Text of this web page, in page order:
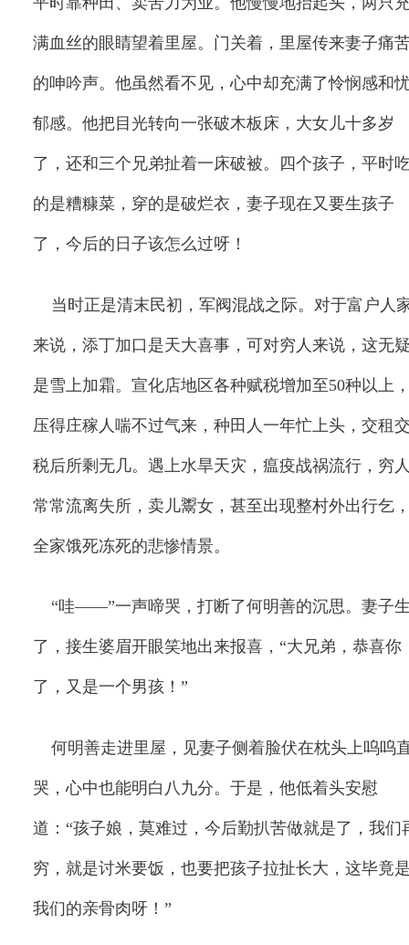
满血丝的眼睛望着里屋。门关着，里屋传来妻子痛
的呻吟声。他虽然看不见，心中却充满了怜悯感和
郁感。他把目光转向一张破木板床，大女儿十多岁
了，还和三个兄弟扯着一床破被。四个孩子，平时
的是糟糠菜，穿的是破烂衣，妻子现在又要生孩子
了，今后的日子该怎么过呀！
当时正是清末民初，军阀混战之际。对于富户人
来说，添丁加口是天大喜事，可对穷人来说，这无
是雪上加霜。宣化店地区各种赋税增加至50种以上
压得庄稼人喘不过气来，种田人一年忙上头，交租
税后所剩无几。遇上水旱天灾，瘟疫战祸流行，穷
常常流离失所，卖儿鬻女，甚至出现整村外出行乞
全家饿死冻死的悲惨情景。
“哇——”一声啼哭，打断了何明善的沉思。妻子
了，接生婆眉开眼笑地出来报喜，“大兄弟，恭喜你
了，又是一个男孩！”
何明善走进里屋，见妻子侧着脸伏在枕头上呜呜
哭，心中也能明白八九分。于是，他低着头安慰
道：“孩子娘，莫难过，今后勤扒苦做就是了，我们
穷，就是讨米要饭，也要把孩子拉扯长大，这毕竟
我们的亲骨肉呀！”